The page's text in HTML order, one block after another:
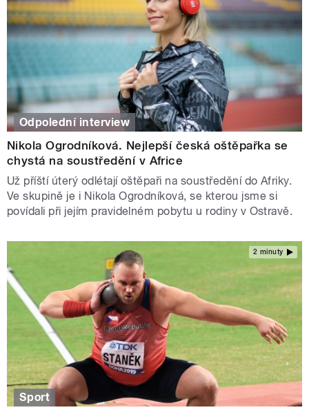
Odpolední interview
Nikola Ogrodníková. Nejlepší česká oštěpařka se
chystá na soustředění v Africe
Už příští úterý odlétají oštěpaři na soustředění do Afriky.
Ve skupině je i Nikola Ogrodníková, se kterou jsme si
povídali při jejím pravidelném pobytu u rodiny v Ostravě.
2 minuty
Sport